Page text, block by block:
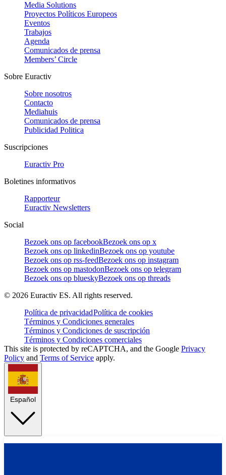
Media Solutions
Proyectos Políticos Europeos
Eventos
Trabajos
Agenda
Comunicados de prensa
Members’ Circle
Sobre Euractiv
Sobre nosotros
Contacto
Mediahuis
Comunicados de prensa
Publicidad Politica
Suscripciones
Euractiv Pro
Boletines informativos
Rapporteur
Euractiv Newsletters
Social
Bezoek ons op facebookBezoek ons op x
Bezoek ons op linkedinBezoek ons op youtube
Bezoek ons op rss-feedBezoek ons op instagram
Bezoek ons op mastodonBezoek ons op telegram
Bezoek ons op blueskyBezoek ons op threads
© 2026 Euractiv ES. All rights reserved.
Política de privacidadPolítica de cookies
Términos y Condiciones generales
Términos y Condiciones de suscripción
Términos y Condiciones comerciales
This site is protected by reCAPTCHA, and the Google Privacy
Policy and Terms of Service apply.
Español